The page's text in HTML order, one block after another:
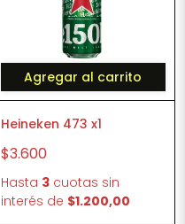
Agregar al carrito
Heineken 473 x1
$3.600
Hasta 3 cuotas sin
interés de $1.200,00